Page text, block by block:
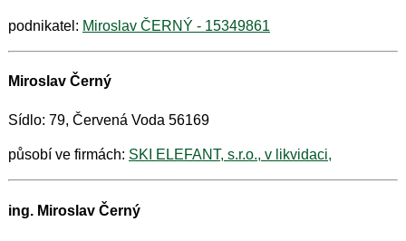
podnikatel: Miroslav ČERNÝ - 15349861
Miroslav Černý
Sídlo: 79, Červená Voda 56169
působí ve firmách: SKI ELEFANT, s.r.o., v likvidaci,
ing. Miroslav Černý